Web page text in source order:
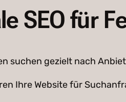
SEO für
suchen gezielt nach
Ihre Website für